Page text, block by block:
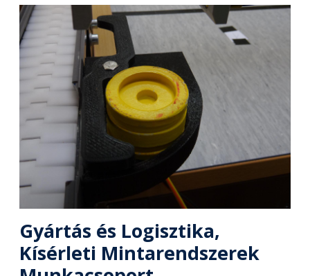
Gyártás és Logisztika,
Kísérleti Mintarendszerek